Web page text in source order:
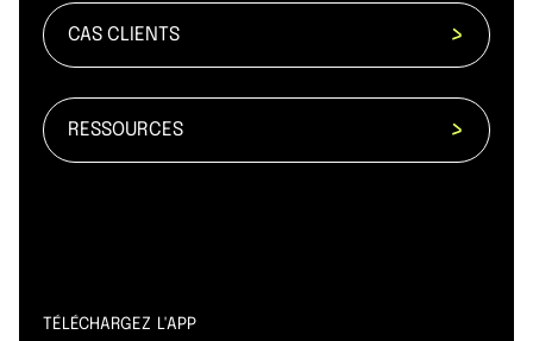
CAS CLIENTS
RESSOURCES
TÉLÉCHARGEZ L'APP